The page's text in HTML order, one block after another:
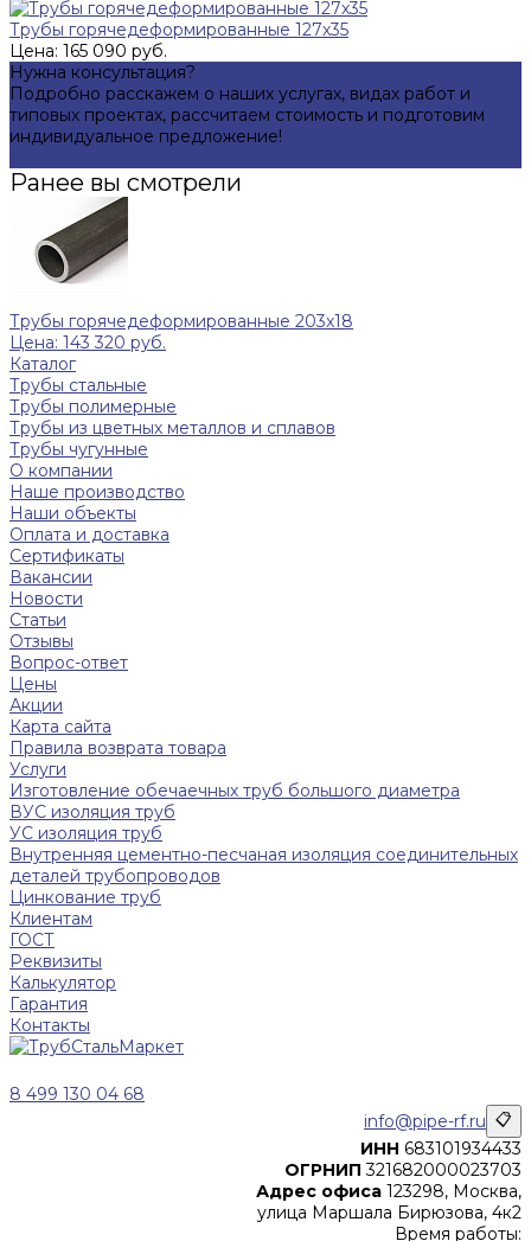
Трубы горячедеформированные 127х35
Цена: 165 090 руб.
Нужна консультация?
Подробно расскажем о наших услугах, видах работ и
типовых проектах, рассчитаем стоимость и подготовим
индивидуальное предложение!
Ранее вы смотрели
Трубы горячедеформированные 203x18
Цена: 143 320 руб.
Каталог
Трубы стальные
Трубы полимерные
Трубы из цветных металлов и сплавов
Трубы чугунные
О компании
Наше производство
Наши объекты
Оплата и доставка
Сертификаты
Вакансии
Новости
Статьи
Отзывы
Вопрос-ответ
Цены
Акции
Карта сайта
Правила возврата товара
Услуги
Изготовление обечаечных труб большого диаметра
ВУС изоляция труб
УС изоляция труб
Внутренняя цементно-песчаная изоляция соединительных
деталей трубопроводов
Цинкование труб
Клиентам
ГОСТ
Реквизиты
Калькулятор
Гарантия
Контакты
8 499 130 04 68
info@pipe-rf.ru 📋
ИНН 683101934433
ОГРНИП 321682000023703
Адрес офиса 123298, Москва,
улица Маршала Бирюзова, 4к2
Время работы: